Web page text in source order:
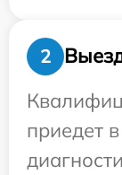
2
приедет